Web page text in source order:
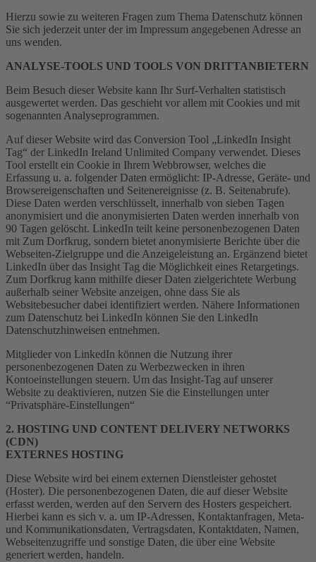
Hierzu sowie zu weiteren Fragen zum Thema Datenschutz können
Sie sich jederzeit unter der im Impressum angegebenen Adresse an
uns wenden.
ANALYSE-TOOLS UND TOOLS VON DRITTANBIETERN
Beim Besuch dieser Website kann Ihr Surf-Verhalten statistisch
ausgewertet werden. Das geschieht vor allem mit Cookies und mit
sogenannten Analyseprogrammen.
Auf dieser Website wird das Conversion Tool „LinkedIn Insight
Tag“ der LinkedIn Ireland Unlimited Company verwendet. Dieses
Tool erstellt ein Cookie in Ihrem Webbrowser, welches die
Erfassung u. a. folgender Daten ermöglicht: IP-Adresse, Geräte- und
Browsereigenschaften und Seitenereignisse (z. B. Seitenabrufe).
Diese Daten werden verschlüsselt, innerhalb von sieben Tagen
anonymisiert und die anonymisierten Daten werden innerhalb von
90 Tagen gelöscht. LinkedIn teilt keine personenbezogenen Daten
mit Zum Dorfkrug, sondern bietet anonymisierte Berichte über die
Webseiten-Zielgruppe und die Anzeigeleistung an. Ergänzend bietet
LinkedIn über das Insight Tag die Möglichkeit eines Retargetings.
Zum Dorfkrug kann mithilfe dieser Daten zielgerichtete Werbung
außerhalb seiner Website anzeigen, ohne dass Sie als
Websitebesucher dabei identifiziert werden. Nähere Informationen
zum Datenschutz bei LinkedIn können Sie den LinkedIn
Datenschutzhinweisen entnehmen.
Mitglieder von LinkedIn können die Nutzung ihrer
personenbezogenen Daten zu Werbezwecken in ihren
Kontoeinstellungen steuern. Um das Insight-Tag auf unserer
Website zu deaktivieren, nutzen Sie die Einstellungen unter
“Privatsphäre-Einstellungen“
2. HOSTING UND CONTENT DELIVERY NETWORKS
(CDN)
EXTERNES HOSTING
Diese Website wird bei einem externen Dienstleister gehostet
(Hoster). Die personenbezogenen Daten, die auf dieser Website
erfasst werden, werden auf den Servern des Hosters gespeichert.
Hierbei kann es sich v. a. um IP-Adressen, Kontaktanfragen, Meta-
und Kommunikationsdaten, Vertragsdaten, Kontaktdaten, Namen,
Webseitenzugriffe und sonstige Daten, die über eine Website
generiert werden, handeln.